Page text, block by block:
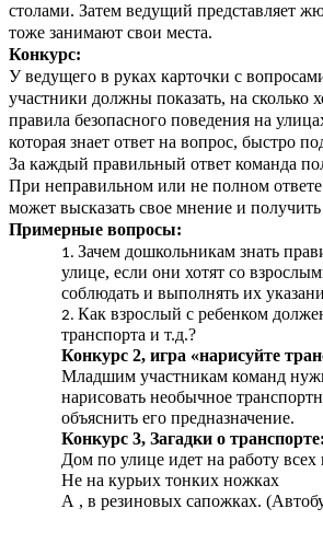
столами. Затем ведущий представляет
тоже занимают свои места.
Конкурс:
У ведущего в руках карточки с
участники должны показать, на сколько
правила безопасного поведения на
которая знает ответ на вопрос, быстро
За каждый правильный ответ команда
При неправильном или не полном ответе
может высказать свое мнение и
Примерные вопросы:
Зачем дошкольникам знать
улице, если они хотят со
соблюдать и выполнять их
Как взрослый с ребенком
транспорта и т.д.?
Конкурс 2, игра «нарисуйте
Младшим участникам команд
нарисовать необычное
объяснить его предназначение.
Конкурс 3, Загадки о транспорте:
Дом по улице идет на работу всех
Не на курьих тонких ножках
А , в резиновых сапожках.